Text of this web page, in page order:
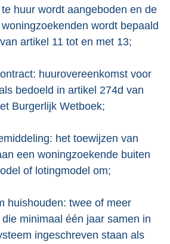
huur wordt aangeboden en de
wordt bepaald
artikel 11 tot en met 13;
huurovereenkomst voor
bedoeld in artikel 274d van
Burgerlijk Wetboek;
het toewijzen van
een woningzoekende buiten
of lotingmodel om;
huishouden: twee of meer
minimaal één jaar samen in
ingeschreven staan als